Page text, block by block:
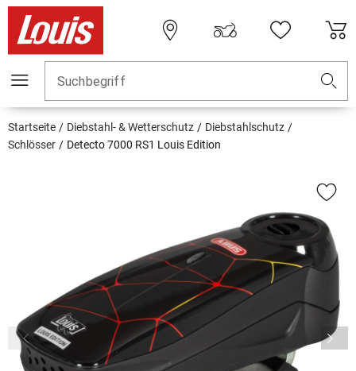
Suchbegriff
Startseite Diebstahl- & Wetterschutz
Diebstahlschutz
Schlösser
Detecto 7000 RS1 Louis Edition